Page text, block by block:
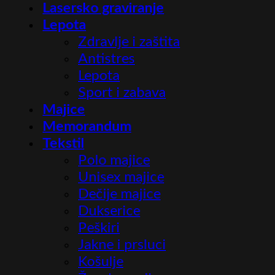
Lasersko graviranje
Lepota
Zdravlje i zaštita
Antistres
Lepota
Sport i zabava
Majice
Memorandum
Tekstil
Polo majice
Unisex majice
Dečije majice
Dukserice
Peškiri
Jakne i prsluci
Košulje